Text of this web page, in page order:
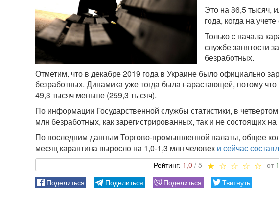
Это на 86,5 тысяч,
года, когда на
Только с начала
службе занятости
безработных.
Отметим, что в декабре 2019 года в Украине было официально
безработных. Динамика уже тогда была нарастающей, потому
49,3 тысяч меньше (259,3 тысяч).
По информации Государственной службы статистики, в
млн безработных, как зарегистрированных, так и не состоящих на
По последним данным Торгово-промышленной палаты, общее
месяц карантина выросло на 1,0-1,3 млн человек и сейчас
1,0 1